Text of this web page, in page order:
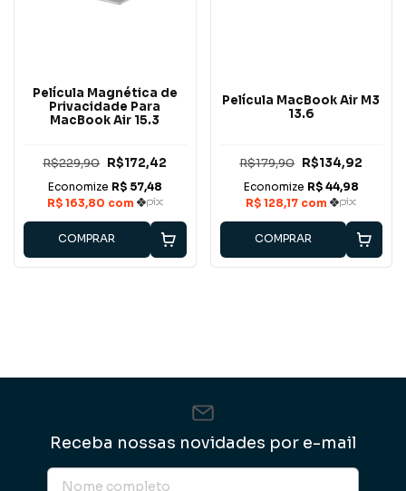
Película Magnética de
Privacidade Para
MacBook Air 15.3
R$229,90 R$172,42
COMPRAR
Película MacBook Air M3
13.6
R$179,90 R$134,92
COMPRAR
Receba nossas novidades por e-mail